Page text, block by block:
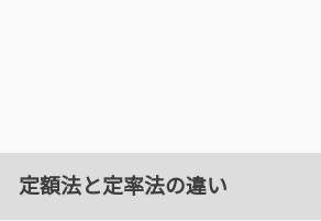
定額法と定率法の違い